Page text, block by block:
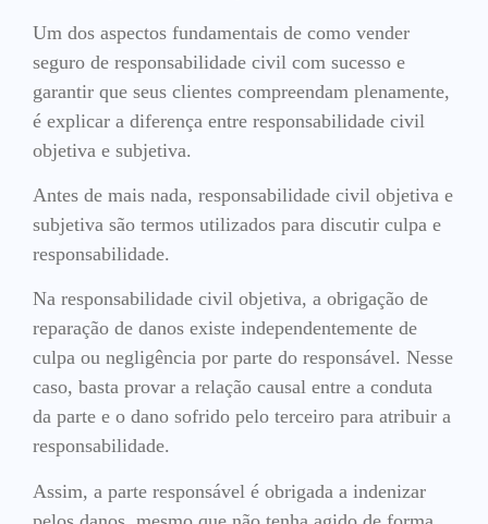
Um dos aspectos fundamentais de como vender
seguro de responsabilidade civil com sucesso e
garantir que seus clientes compreendam plenamente,
é explicar a diferença entre responsabilidade civil
objetiva e subjetiva.
Antes de mais nada, responsabilidade civil objetiva e
subjetiva são termos utilizados para discutir culpa e
responsabilidade.
Na responsabilidade civil objetiva, a obrigação de
reparação de danos existe independentemente de
culpa ou negligência por parte do responsável. Nesse
caso, basta provar a relação causal entre a conduta
da parte e o dano sofrido pelo terceiro para atribuir a
responsabilidade.
Assim, a parte responsável é obrigada a indenizar